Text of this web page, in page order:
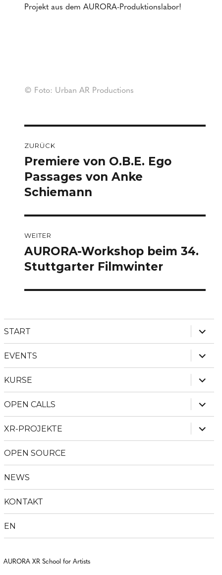
Projekt aus dem AURORA-Produktionslabor!
© Foto: Urban AR Productions
ZURÜCK
Vorheriger
Beitrag:
Premiere von O.B.E. Ego
Passages von Anke
Schiemann
WEITER
Nächster
Beitrag:
AURORA-Workshop beim 34.
Stuttgarter Filmwinter
START
EVENTS
KURSE
OPEN CALLS
XR-PROJEKTE
OPEN SOURCE
NEWS
KONTAKT
EN
AURORA XR School for Artists